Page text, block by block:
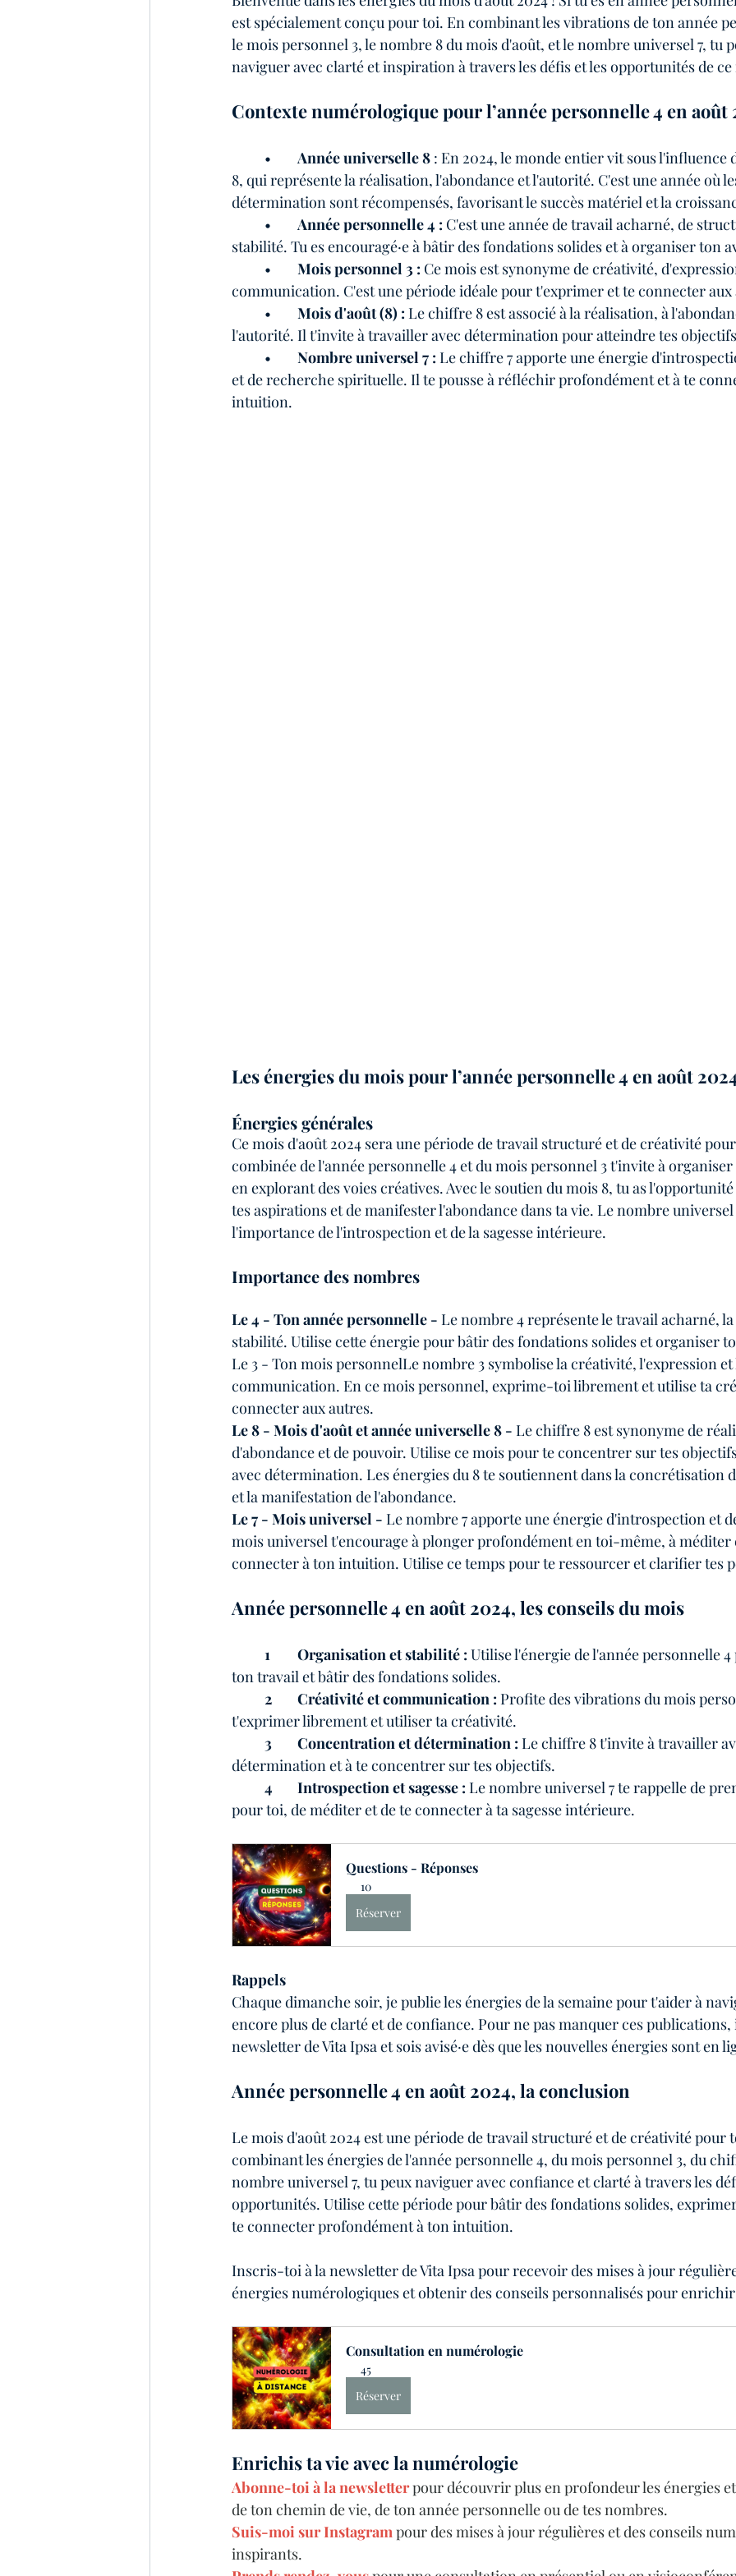
tendances de l'année Magazine de numérologie Podcast aventures et numérologie
est spécialement conçu pour toi. En combinant les vibrations de ton année
le mois personnel 3, le nombre 8 du mois d'août, et le nombre universel 7, tu
naviguer avec clarté et inspiration à travers les défis et les opportunités de
Contexte numérologique pour l’année personnelle 4 en août
	•
Année universelle 8 : En 2024, le monde entier vit sous l'influence
8, qui représente la réalisation, l'abondance et l'autorité. C'est une année où
détermination sont récompensés, favorisant le succès matériel et la
	•
Année personnelle 4 : C'est une année de travail acharné, de
stabilité. Tu es encouragé·e à bâtir des fondations solides et à organiser ton
Mois personnel 3 : Ce mois est synonyme de créativité,
communication. C'est une période idéale pour t'exprimer et te connecter aux
Mois d'août (8) : Le chiffre 8 est associé à la réalisation, à
l'autorité. Il t'invite à travailler avec détermination pour atteindre tes
Nombre universel 7 : Le chiffre 7 apporte une énergie
et de recherche spirituelle. Il te pousse à réfléchir profondément et à te
intuition.
Les énergies du mois pour l’année personnelle 4 en août
Énergies générales
Ce mois d'août 2024 sera une période de travail structuré et de créativité
combinée de l'année personnelle 4 et du mois personnel 3 t'invite à
en explorant des voies créatives. Avec le soutien du mois 8, tu as
tes aspirations et de manifester l'abondance dans ta vie. Le nombre
l'importance de l'introspection et de la sagesse intérieure.
Importance des nombres
Le 4 - Ton année personnelle - Le nombre 4 représente le travail acharné,
stabilité. Utilise cette énergie pour bâtir des fondations solides et organiser
Le 3 - Ton mois personnelLe nombre 3 symbolise la créativité, l'expression
communication. En ce mois personnel, exprime-toi librement et utilise ta
connecter aux autres.
Le 8 - Mois d'août et année universelle 8 - Le chiffre 8 est synonyme de
d'abondance et de pouvoir. Utilise ce mois pour te concentrer sur tes
avec détermination. Les énergies du 8 te soutiennent dans la concrétisation
et la manifestation de l'abondance.
Le 7 - Mois universel - Le nombre 7 apporte une énergie d'introspection et
mois universel t'encourage à plonger profondément en toi-même, à méditer
connecter à ton intuition. Utilise ce temps pour te ressourcer et clarifier tes
Année personnelle 4 en août 2024, les conseils du mois
1	Organisation et stabilité : Utilise l'énergie de l'année personnelle
ton travail et bâtir des fondations solides.
2	Créativité et communication : Profite des vibrations du mois
t'exprimer librement et utiliser ta créativité.
3	Concentration et détermination : Le chiffre 8 t'invite à travailler
détermination et à te concentrer sur tes objectifs.
4	Introspection et sagesse : Le nombre universel 7 te rappelle de
pour toi, de méditer et de te connecter à ta sagesse intérieure.
Questions - Réponses
10
Réserver
Rappels
Chaque dimanche soir, je publie les énergies de la semaine pour t'aider à
encore plus de clarté et de confiance. Pour ne pas manquer ces
newsletter de Vita Ipsa et sois avisé·e dès que les nouvelles énergies sont en
Année personnelle 4 en août 2024, la conclusion
Le mois d'août 2024 est une période de travail structuré et de créativité pour
combinant les énergies de l'année personnelle 4, du mois personnel 3, du
nombre universel 7, tu peux naviguer avec confiance et clarté à travers les
opportunités. Utilise cette période pour bâtir des fondations solides,
te connecter profondément à ton intuition.
Inscris-toi à la newsletter de Vita Ipsa pour recevoir des mises à jour
énergies numérologiques et obtenir des conseils personnalisés pour
Consultation en numérologie
45
Réserver
Enrichis ta vie avec la numérologie
Abonne-toi à la newsletter pour découvrir plus en profondeur les énergies
de ton chemin de vie, de ton année personnelle ou de tes nombres.
Suis-moi sur Instagram pour des mises à jour régulières et des conseils
inspirants.